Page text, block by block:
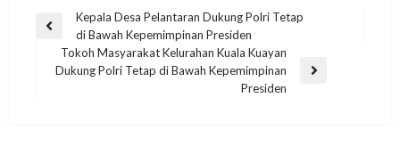
Kepala Desa Pelantaran Dukung Polri Tetap
di Bawah Kepemimpinan Presiden
Tokoh Masyarakat Kelurahan Kuala Kuayan
Dukung Polri Tetap di Bawah Kepemimpinan
Presiden